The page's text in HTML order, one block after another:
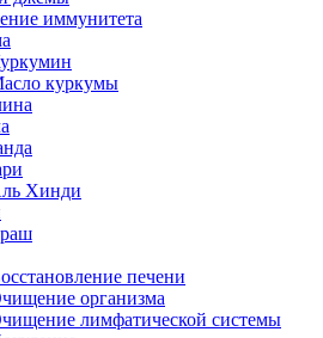
иммунитета
куркумы
Хинди
печени
организма
лимфатической системы